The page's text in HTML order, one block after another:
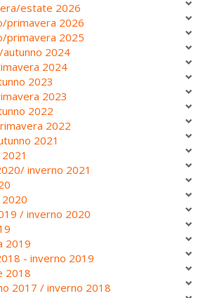
estate 2026
primavera 2026
primavera 2025
2024
2024
2023
2023
2022
2022
2021
inverno 2021
/ inverno 2020
2019
- inverno 2019
2018
2017 / inverno 2018